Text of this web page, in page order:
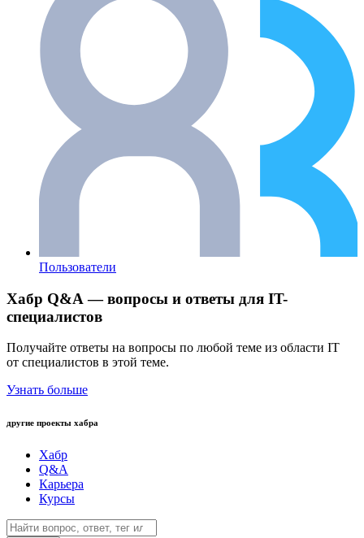
Пользователи
Хабр Q&A — вопросы и ответы для IT-
специалистов
Получайте ответы на вопросы по любой теме из области IT
от специалистов в этой теме.
Узнать больше
другие проекты хабра
Хабр
Q&A
Карьера
Курсы